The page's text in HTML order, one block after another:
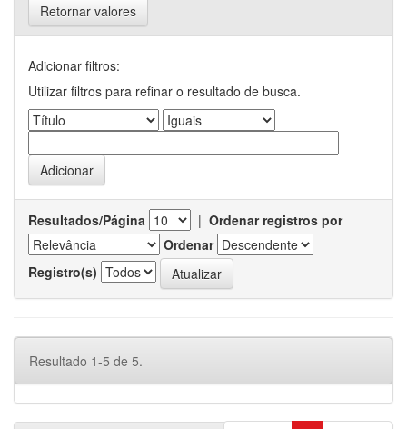
Retornar valores
Adicionar filtros:
Utilizar filtros para refinar o resultado de busca.
Resultados/Página | Ordenar registros por
Ordenar
Registro(s)
Resultado 1-5 de 5.